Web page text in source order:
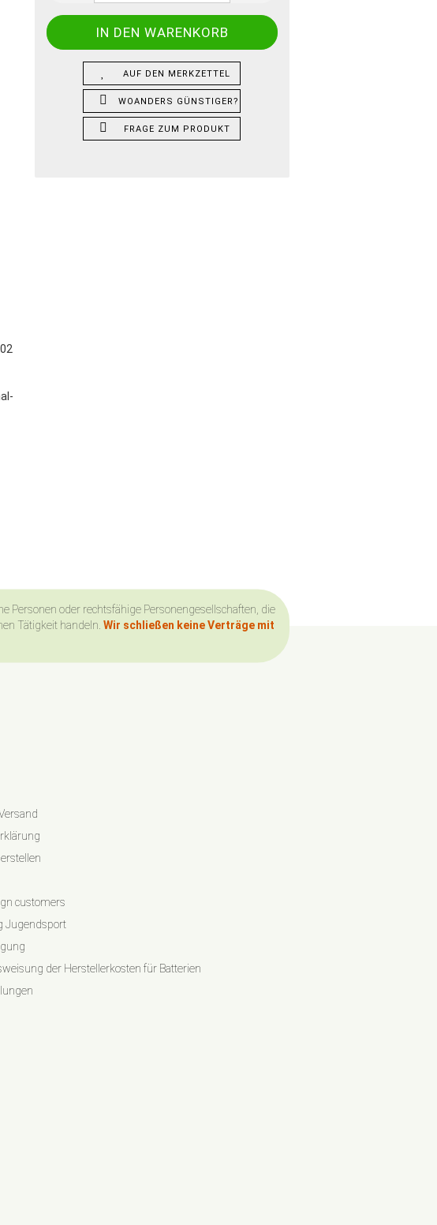
AUF DEN MERKZETTEL
WOANDERS GÜNSTIGER?
FRAGE ZUM PRODUKT
Personen oder rechtsfähige Personengesellschaften, die
Tätigkeit handeln. Wir schließen keine Verträge mit
customers
Jugendsport
der Herstellerkosten für Batterien